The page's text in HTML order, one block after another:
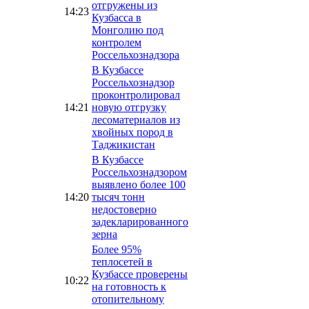
14:23
отгружены из
Кузбасса в
Монголию под
контролем
Россельхознадзора
14:21
В Кузбассе
Россельхознадзор
проконтролировал
новую отгрузку
лесоматериалов из
хвойных пород в
Таджикистан
14:20
В Кузбассе
Россельхознадзором
выявлено более 100
тысяч тонн
недостоверно
задекларированного
зерна
10:22
Более 95%
теплосетей в
Кузбассе проверены
на готовность к
отопительному